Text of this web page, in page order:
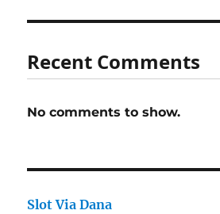
Recent Comments
No comments to show.
Slot Via Dana